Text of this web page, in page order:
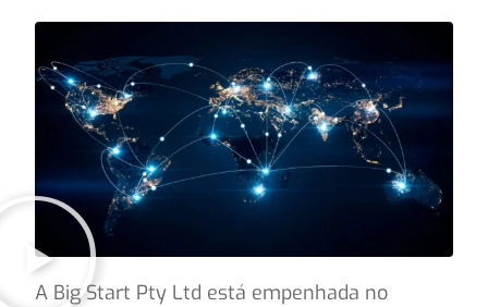
A Big Start Pty Ltd está empenhada no